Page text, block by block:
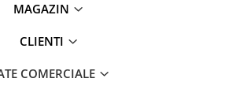
MAGAZIN
CLIENTI
COMERCIALE